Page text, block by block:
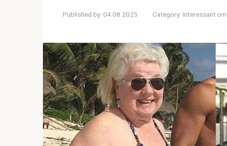
Published by: 04.08.2025 Category: Interessant